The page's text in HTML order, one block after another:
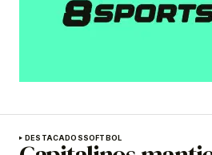
DESTACADOSSOFTBOL